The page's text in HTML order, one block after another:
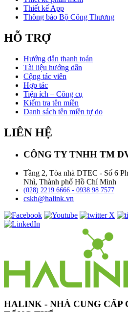
Thiết kế App
Thông báo Bộ Công Thương
HỖ TRỢ
Hướng dẫn thanh toán
Tài liệu hướng dẫn
Cộng tác viên
Hợp tác
Tiện ích – Công cụ
Kiểm tra tên miền
Danh sách tên miền tự do
LIÊN HỆ
CÔNG TY TNHH TM
Tầng 2, Tòa nhà DTEC - Số 6
Nhì, Thành phố Hồ Chí Minh
(028) 2219 6666 - 0938 98 7577
cskh@halink.vn
HALINK - NHÀ CUNG CẤP